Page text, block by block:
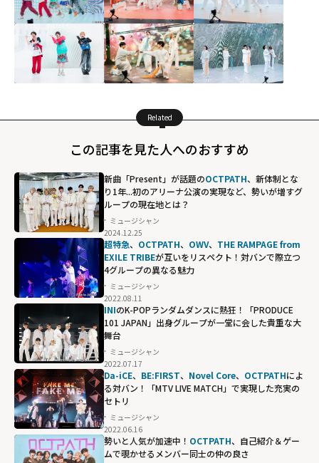
Related
この記事を見た人へのおすすめ
新曲「Present」が話題のOCTPATH、新体制とな
り1年...初のアリーナ公演の実現など、勢いが増すグ
ループの現在地とは？
ミュージシャン
2024.12.25
超特急、 OCTPATH、 OWV、 THE RAMPAGE from
EXILE TRIBEが互いをリスペクト！対バンで際立つ
4グループの異なる魅力
ミュージシャン
2022.08.11
INIのK-POPランダムダンスに熱狂！「PRODUCE
101 JAPAN」出身グループが一堂に会した貴重な大
舞台
ミュージシャン
2022.07.17
Da-iCE、 BE:FIRST、 Novel Core、 OCTPATHによ
る対バン！「MTV LIVE MATCH」で実現した充実の
セトリ
ミュージシャン
2022.06.16
勢いと人気が加速中！ OCTPATH、自己紹介＆ゲー
ムで覗かせるメンバー同士の仲の良さ